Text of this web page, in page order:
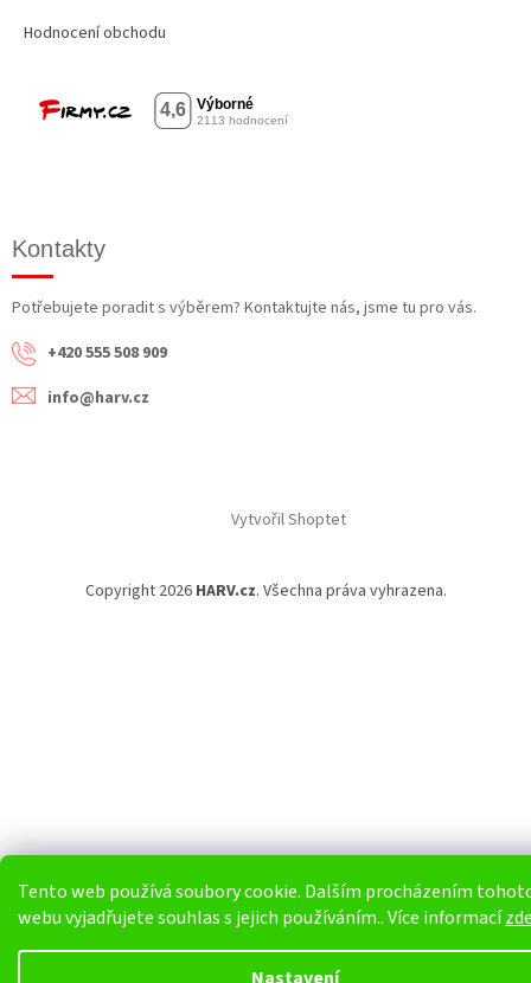
Tento web používá soubory cookie. Dalším procházením
webu vyjadřujete souhlas s jejich používáním.. Více informací
Hodnocení obchodu
Kontakty
Potřebujete poradit s výběrem? Kontaktujte nás, jsme tu pro vás.
+420 555 508 909
info@harv.cz
Vytvořil Shoptet
Copyright 2026 HARV.cz. Všechna práva vyhrazena.